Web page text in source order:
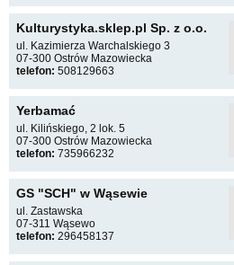
Kulturystyka.sklep.pl Sp. z o.o.
ul. Kazimierza Warchalskiego 3
07-300 Ostrów Mazowiecka
telefon: 508129663
Yerbamać
ul. Kilińskiego, 2 lok. 5
07-300 Ostrów Mazowiecka
telefon: 735966232
GS "SCH" w Wąsewie
ul. Zastawska
07-311 Wąsewo
telefon: 296458137